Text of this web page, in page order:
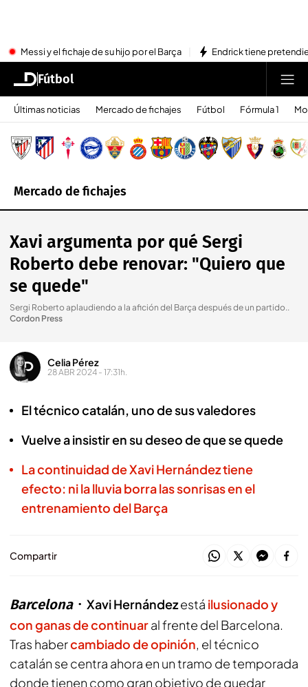
Messi y el fichaje de su hijo por el Barça Endrick tiene
Fútbol
Últimas noticias Mercado de fichajes Fútbol Fórmula 1
Mercado de fichajes
Xavi argumenta por qué Sergi
Roberto debe renovar: "Quiero que
se quede"
Sergi Roberto aplaudiendo a la afición del Barça después de un partido..
Cordon Press
Celia Pérez
28 ABR 2024 - 17:31h.
El técnico catalán, uno de sus valedores
Vuelve a insistir en su deseo de que se quede
La continuidad de Xavi Hernández tiene
efecto: ni la lluvia borra las sonrisas en el
entrenamiento del Barça
Compartir
Barcelona Xavi Hernándezestá ilusionado y
con ganas de continuaral frente del Barcelona.
Tras habercambiado de opinión, el técnico
catalán se centra ahora en un tramo de temporada
donde tienen como gran objetivo de quedar